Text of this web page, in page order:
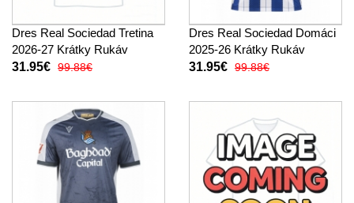
Dres Real Sociedad Tretina
2026-27 Krátky Rukáv
31.95€ 99.88€
Dres Real Sociedad Domáci
2025-26 Krátky Rukáv
31.95€ 99.88€